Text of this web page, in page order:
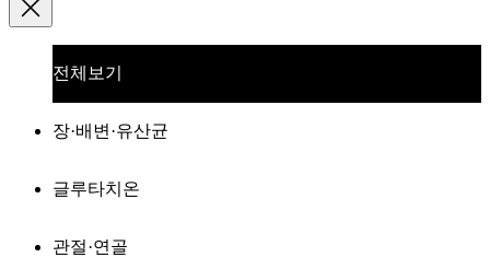
전체보기
장·배변·유산균
글루타치온
관절·연골